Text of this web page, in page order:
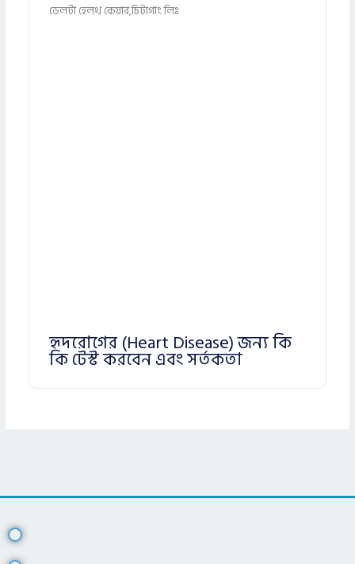
ডেলটা হেলথ কেয়ার,চিটাগাং লিঃ
হৃদরোগের (Heart Disease) জন্য কি
কি টেস্ট করবেন এবং সর্তকতা